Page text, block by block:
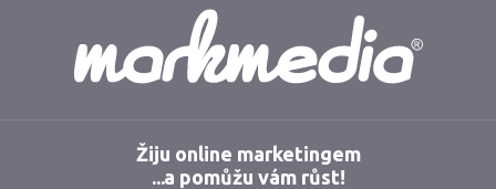
Žiju online marketingem
...a pomůžu vám růst!